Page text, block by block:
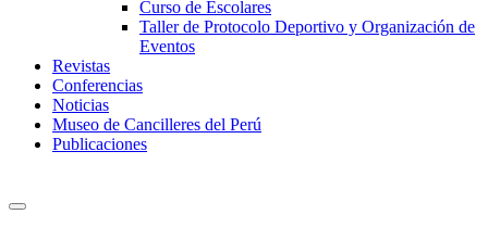
Curso de Escolares
Taller de Protocolo Deportivo y Organización de
Eventos
Revistas
Conferencias
Noticias
Museo de Cancilleres del Perú
Publicaciones